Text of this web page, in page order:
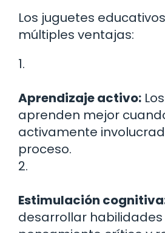
Los juguetes
múltiples ventajas:
1.
Aprendizaje activo:
aprenden mejor
activamente
proceso.
2.
Estimulación
desarrollar habilidades